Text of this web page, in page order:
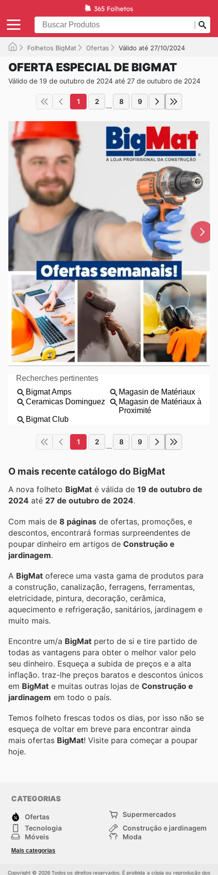
Folhetos BigMat Ofertas Válido até 27/10/2024
OFERTA ESPECIAL DE BIGMAT
Válido de 19 de outubro de 2024 até 27 de outubro de 2024
1 2 ... 8 9
1 2 ... 8 9
O mais recente catálogo do BigMat
A nova folheto BigMat é válida de 19 de outubro de
2024 até 27 de outubro de 2024.
Com mais de 8 páginas de ofertas, promoções, e
descontos, encontrará formas surpreendentes de
poupar dinheiro em artigos de Construção e
jardinagem.
A BigMat oferece uma vasta gama de produtos para
a construção, canalização, ferragens, ferramentas,
eletricidade, pintura, decoração, cerâmica,
aquecimento e refrigeração, sanitários, jardinagem e
muito mais.
Encontre um/a BigMat perto de si e tire partido de
todas as vantagens para obter o melhor valor pelo
seu dinheiro. Esqueça a subida de preços e a alta
inflação. traz-lhe preços baratos e descontos únicos
em BigMat e muitas outras lojas de Construção e
jardinagem em todo o país.
Temos folheto frescas todos os dias, por isso não se
esqueça de voltar em breve para encontrar ainda
mais ofertas BigMat ! Visite para começar a poupar
hoje.
CATEGORIAS
Ofertas
Supermercados
Tecnologia
Construção e jardinagem
Móveis
Moda
Crianças
Mais categorias
Copyright © 2026 Todos os direitos reservados. É proibida a cópia ou reprodução dos